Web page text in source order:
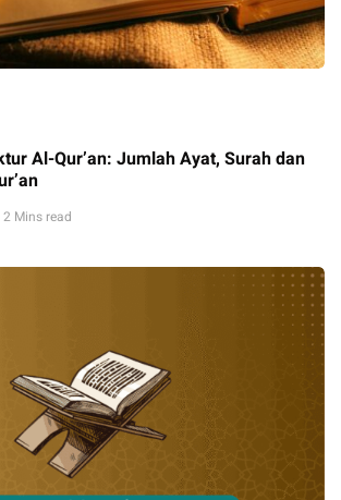
Al-Qur’an: Jumlah Ayat, Surah dan
2 Mins read